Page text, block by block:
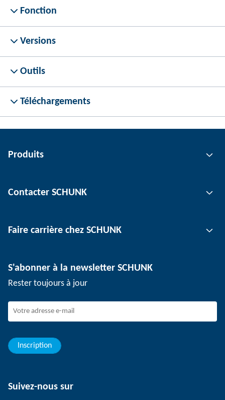
Fonction
Versions
Outils
Téléchargements
Produits
Technologie d'automatisation
Technologie de serrage de pièce
Contacter SCHUNK
Sites
Événements
Faire carrière chez SCHUNK
SCHUNK en tant qu'employeur
Rejoindre SCHUNK
Vos avantages
S'abonner à la newsletter SCHUNK
Rester toujours à jour
Inscription
Suivez-nous sur